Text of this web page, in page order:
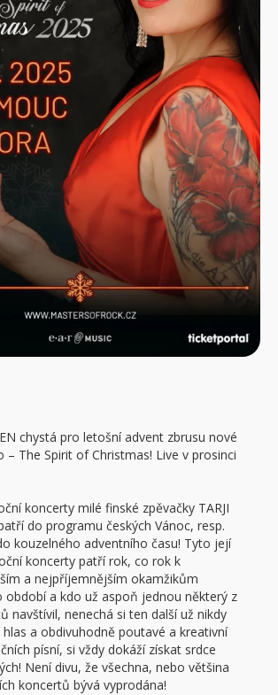
chystá pro letošní advent zbrusu nové
– The Spirit of Christmas! Live v prosinci
koncerty milé finské zpěvačky TARJI
do programu českých Vánoc, resp.
kouzelného adventního času! Tyto její
koncerty patří rok, co rok k
a nejpříjemnějším okamžikům
období a kdo už aspoň jednou některý z
navštívil, nenechá si ten další už nikdy
hlas a obdivuhodně poutavé a kreativní
písní, si vždy dokáží získat srdce
Není divu, že všechna, nebo většina
koncertů bývá vyprodána!